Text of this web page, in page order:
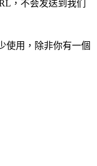
，不会发送到我们
使用，除非你有一個